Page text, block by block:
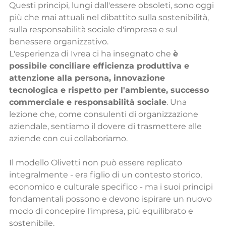
Questi principi, lungi dall'essere obsoleti, sono oggi
più che mai attuali nel dibattito sulla sostenibilità,
sulla responsabilità sociale d'impresa e sul
benessere organizzativo.
L'esperienza di Ivrea ci ha insegnato che è
possibile conciliare efficienza produttiva e
attenzione alla persona, innovazione
tecnologica e rispetto per l'ambiente, successo
commerciale e responsabilità sociale. Una
lezione che, come consulenti di organizzazione
aziendale, sentiamo il dovere di trasmettere alle
aziende con cui collaboriamo.
Il modello Olivetti non può essere replicato
integralmente - era figlio di un contesto storico,
economico e culturale specifico - ma i suoi principi
fondamentali possono e devono ispirare un nuovo
modo di concepire l'impresa, più equilibrato e
sostenibile.